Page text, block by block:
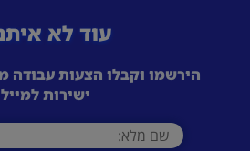
עוד לא
הירשמו וקבלו הצעות עבודה
ישירות למייל